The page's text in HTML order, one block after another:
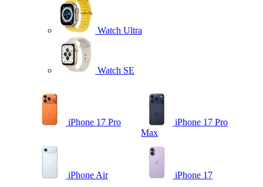
Watch Ultra
Watch SE
iPhone 17 Pro
iPhone 17 Pro
Max
iPhone Air iPhone 17